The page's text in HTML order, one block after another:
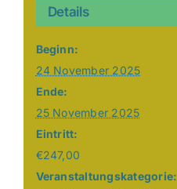
Details
Beginn:
24 November 2025
Ende:
25 November 2025
Eintritt:
€247,00
Veranstaltungskategorie: